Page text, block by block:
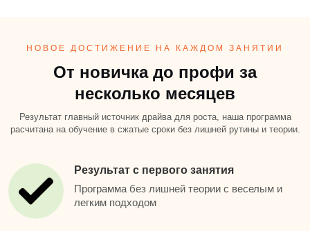
НОВОЕ ДОСТИЖЕНИЕ НА КАЖДОМ ЗАНЯТИИ
От новичка до профи за
несколько месяцев
Результат главный источник драйва для роста, наша программа
расчитана на обучение в сжатые сроки без лишней рутины и теории.
Результат с первого занятия
Программа без лишней теории с веселым и
легким подходом